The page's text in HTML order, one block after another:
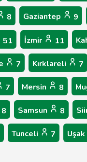
8 Gaziantep 9
51 İzmir 11
7 Kırklareli 7
7 Mersin 8
8 Samsun 8
Tunceli 7 Uşak